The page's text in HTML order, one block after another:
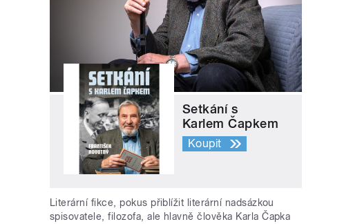
Setkání s
Karlem Čapkem
Koupit
Literární fikce, pokus přiblížit literární nadsázkou
spisovatele, filozofa, ale hlavně člověka Karla Čapka